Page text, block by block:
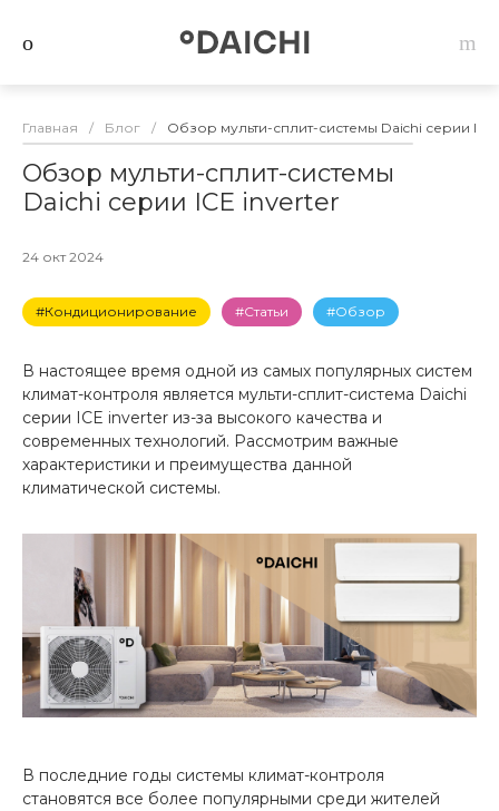
Главная / Блог / Обзор мульти-сплит-системы Daichi серии ICE
Обзор мульти-сплит-системы
Daichi серии ICE inverter
24 окт 2024
#Кондиционирование #Статьи #Обзор
В настоящее время одной из самых популярных систем
климат-контроля является мульти-сплит-система Daichi
серии ICE inverter из-за высокого качества и
современных технологий. Рассмотрим важные
характеристики и преимущества данной
климатической системы.
В последние годы системы климат-контроля
становятся все более популярными среди жителей